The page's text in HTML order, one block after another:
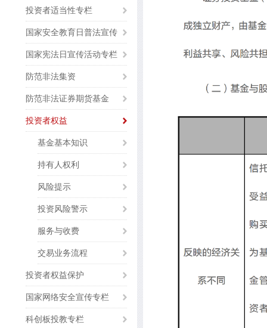
投资者适当性专栏
国家安全教育日普法宣传
国家宪法日宣传活动专栏
防范非法集资
防范非法证券期货基金
投资者权益
基金基本知识
持有人权利
风险提示
投资风险警示
服务与收费
交易业务流程
投资者权益保护
国家网络安全宣传专栏
科创板投教专栏